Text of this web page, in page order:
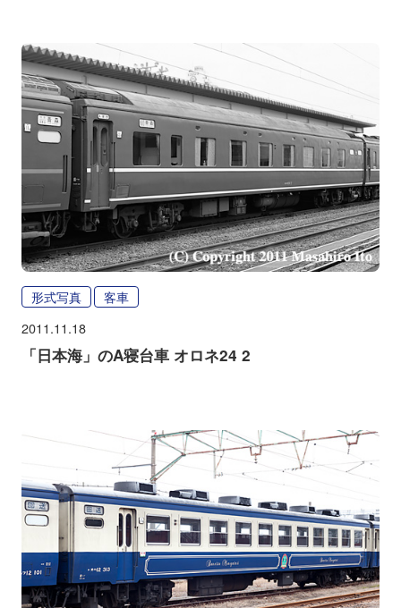
形式写真 客車
2011.11.18
「日本海」のA寝台車 オロネ24 2